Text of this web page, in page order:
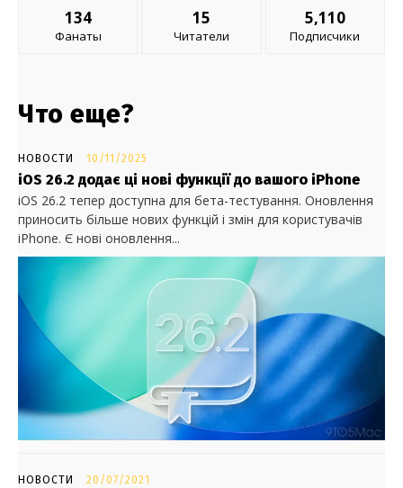
134
Фанаты
15
Читатели
5,110
Подписчики
Что еще?
НОВОСТИ 10/11/2025
iOS 26.2 додає ці нові функції до вашого iPhone
iOS 26.2 тепер доступна для бета-тестування. Оновлення
приносить більше нових функцій і змін для користувачів
iPhone. Є нові оновлення...
НОВОСТИ 20/07/2021